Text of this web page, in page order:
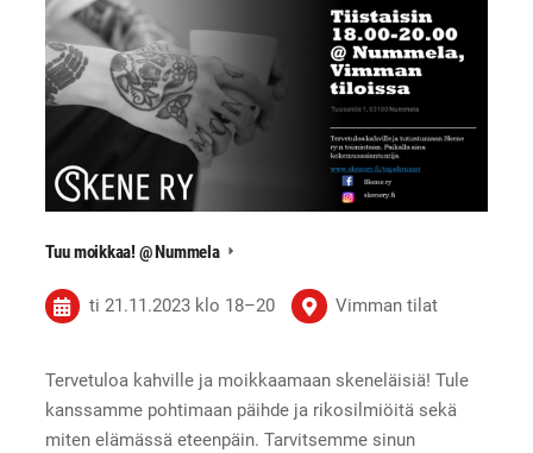
Tuu moikkaa! @ Nummela
ti 21.11.2023 klo 18–20 Vimman tilat
Tervetuloa kahville ja moikkaamaan skeneläisiä! Tule
kanssamme pohtimaan päihde ja rikosilmiöitä sekä
miten elämässä eteenpäin. Tarvitsemme sinun